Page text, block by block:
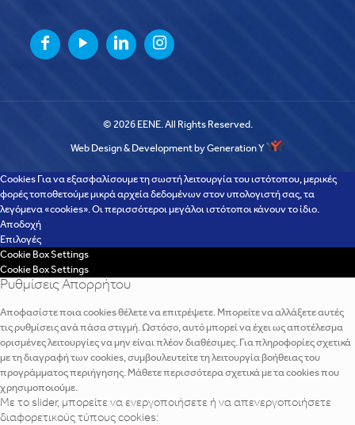
© 2026 EENE. All Rights Reserved.
Web Design & Development by Generation Y
Cookies Για να εξασφαλίσουμε τη σωστή λειτουργία του ιστότοπου, μερικές
φορές τοποθετούμε μικρά αρχεία δεδομένων στον υπολογιστή σας, τα
λεγόμενα «cookies». Οι περισσότεροι μεγάλοι ιστότοποι κάνουν το ίδιο.
Αποδοχή
Επιλογές
Cookie Box Settings
Cookie Box Settings
Ρυθμίσεις Απορρήτου
Αποφασίστε ποια cookies θέλετε να επιτρέψετε. Μπορείτε να αλλάξετε αυτές
τις ρυθμίσεις ανά πάσα στιγμή. Ωστόσο, αυτό μπορεί να έχει ως αποτέλεσμα
ορισμένες λειτουργίες να μην είναι πλέον διαθέσιμες. Για πληροφορίες σχετικά
με τη διαγραφή των cookies, συμβουλευτείτε τη λειτουργία βοήθειας του
προγράμματος περιήγησης. Μάθετε περισσότερα σχετικά με τα cookies που
χρησιμοποιούμε.
Με το slider, μπορείτε να ενεργοποιήσετε ή να απενεργοποιήσετε
διαφορετικούς τύπους cookies: